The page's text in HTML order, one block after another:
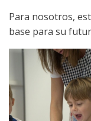
Para nosotros,
base para su